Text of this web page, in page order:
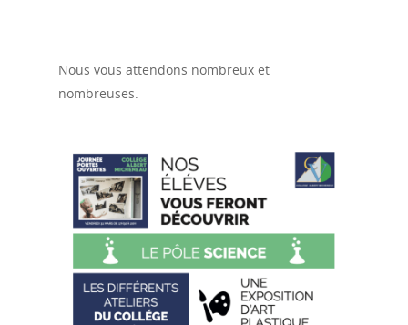
Nous vous attendons nombreux et
nombreuses.
Accueil